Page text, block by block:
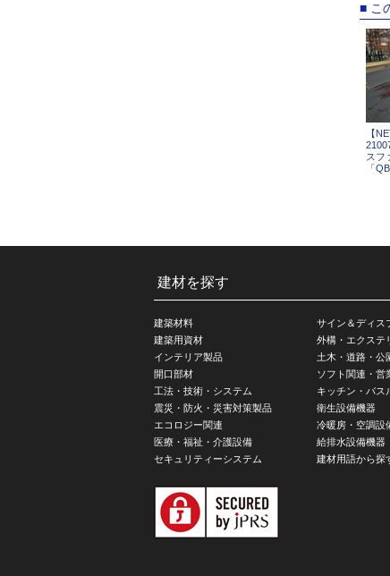
■ こ
【
スフ
「
建材を探す
建築材料
建築用資材
インテリア製品
開口部材
工法・技術・システム
震災・防火・災害対策製品
エコロジー関連
医療・福祉・介護設備
セキュリティーシステム
サイン＆ディス
外構・エクステ
土木・道路・公
ソフト関連・営
キッチン・バス
衛生設備機器
冷暖房・空調設
給排水設備機器
建材用語から探